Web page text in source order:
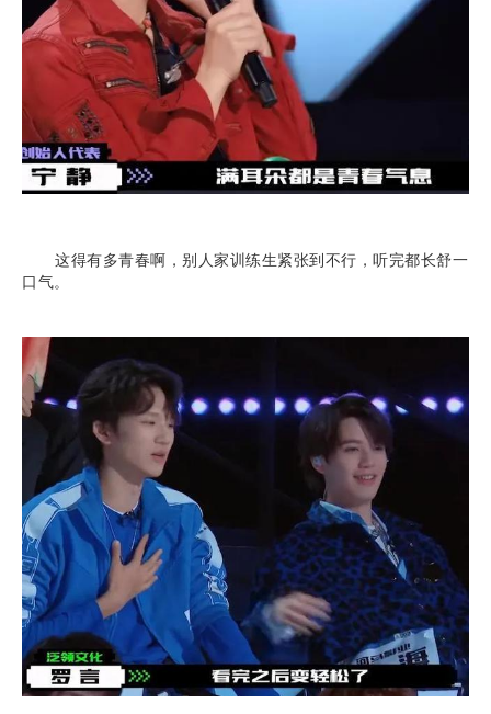
这得有多青春啊，别人家训练生紧张到不行，听完都长舒一
口气。